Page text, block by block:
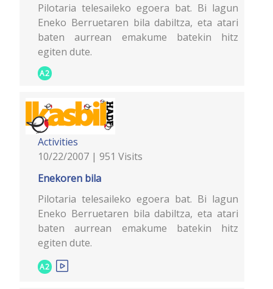
Pilotaria telesaileko egoera bat. Bi lagun
Eneko Berruetaren bila dabiltza, eta atari
baten aurrean emakume batekin hitz
egiten dute.
A2
Activities
10/22/2007 | 951 Visits
Enekoren bila
Pilotaria telesaileko egoera bat. Bi lagun
Eneko Berruetaren bila dabiltza, eta atari
baten aurrean emakume batekin hitz
egiten dute.
A2